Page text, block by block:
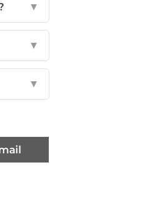
▼
▼
▼